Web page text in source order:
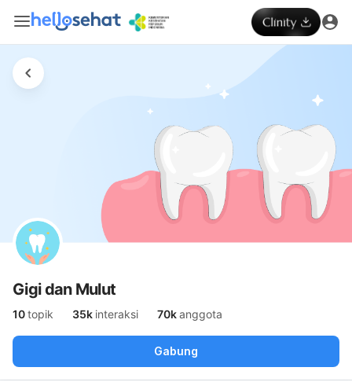
Gigi dan Mulut
10topik 35k interaksi 70kanggota
Gabung